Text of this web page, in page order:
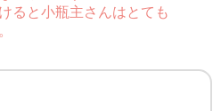
ると小瓶主さんはとても